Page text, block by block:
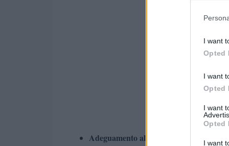
I want
Opted
I want
Opted
I want
Opted
I want
Adeguamento all’inflazione
: Un